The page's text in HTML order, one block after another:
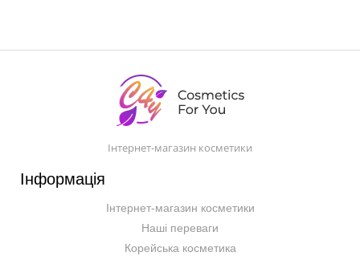
Інтернет-магазин косметики
Інформація
Інтернет-магазин косметики
Наші переваги
Корейська косметика